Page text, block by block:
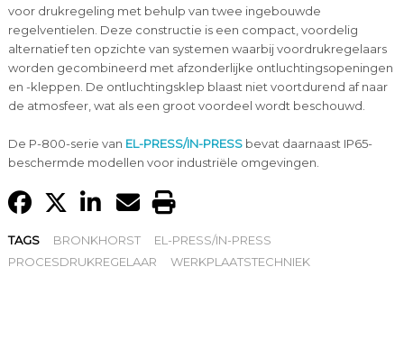
voor drukregeling met behulp van twee ingebouwde
regelventielen. Deze constructie is een compact, voordelig
alternatief ten opzichte van systemen waarbij voordrukregelaars
worden gecombineerd met afzonderlijke ontluchtingsopeningen
en -kleppen. De ontluchtingsklep blaast niet voortdurend af naar
de atmosfeer, wat als een groot voordeel wordt beschouwd.
De P-800-serie van EL-PRESS/IN-PRESSbevat daarnaast IP65-
beschermde modellen voor industriële omgevingen.
TAGS BRONKHORST
EL-PRESS/IN-PRESS
PROCESDRUKREGELAAR
WERKPLAATSTECHNIEK